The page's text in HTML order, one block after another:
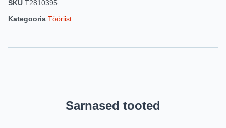
SKU T2810395
Kategooria Tööriist
Sarnased tooted